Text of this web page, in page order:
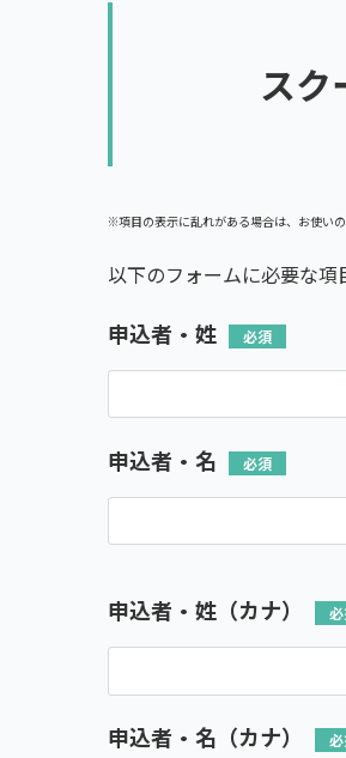
スク
※項目の表示に乱れがある場合は、お使い
以下のフォームに必要な項
申込者・姓
申込者・名
申込者・姓（カナ）
申込者・名（カナ）